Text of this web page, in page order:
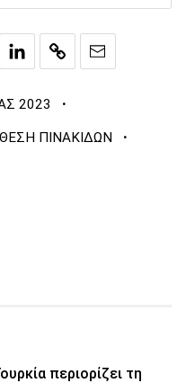
2023 ·
ΠΙΝΑΚΙΔΩΝ ·
περιορίζει τη